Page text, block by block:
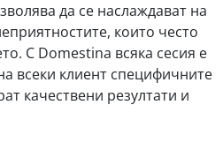
да се наслаждават на
които често
С Domestina всяка сесия е
всеки клиент специфичните
качествени резултати и